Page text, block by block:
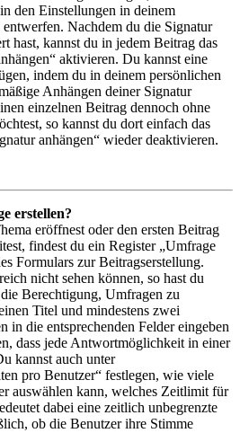
den Einstellungen in deinem
Nachdem du die Signatur
hast, kannst du in jedem Beitrag das
aktivieren. Du kannst eine
indem du in deinem persönlichen
Anhängen deiner Signatur
einzelnen Beitrag dennoch ohne
so kannst du dort einfach das
anhängen“ wieder deaktivieren.
erstellen?
eröffnest oder den ersten Beitrag
findest du ein Register „Umfrage
Formulars zur Beitragserstellung.
nicht sehen können, so hast du
Berechtigung, Umfragen zu
Titel und mindestens zwei
in die entsprechenden Felder eingeben
dass jede Antwortmöglichkeit in einer
kannst auch unter
pro Benutzer“ festlegen, wie viele
auswählen kann, welches Zeitlimit für
dabei eine zeitlich unbegrenzte
ob die Benutzer ihre Stimme